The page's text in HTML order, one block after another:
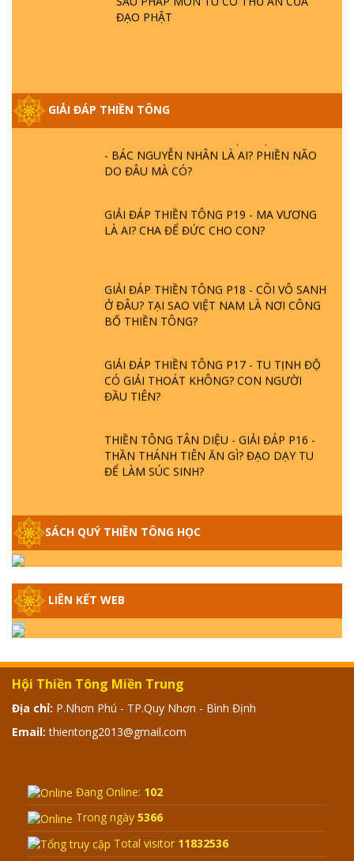
ĐẠO PHẬT
GIẢI ĐÁP THIỀN TÔNG
HOA SEN ? | TTTD
- BÁC NGUYỄN NHÂN LÀ AI? PHIỀN NÃO
DO ĐÂU MÀ CÓ?
GIẢI ĐÁP THIỀN TÔNG P19 - MA VƯƠNG
LÀ AI? CHA ĐỂ ĐỨC CHO CON?
GIẢI ĐÁP THIỀN TÔNG P18 - CÕI VÔ SANH
Ở ĐÂU? TẠI SAO VIỆT NAM LÀ NƠI CÔNG
BỐ THIỀN TÔNG?
GIẢI ĐÁP THIỀN TÔNG P17 - TU TỊNH ĐỘ
CÓ GIẢI THOÁT KHÔNG? CON NGƯỜI
ĐẦU TIÊN?
THIỀN TÔNG TÂN DIỆU - GIẢI ĐÁP P16 -
THẦN THÁNH TIÊN ĂN GÌ? ĐẠO DẠY TU
ĐỂ LÀM SÚC SINH?
LOÀI CÔ HỒN - GIÁO LÝ ĐẠO PHẬT KHI
NÀO XUẤT BẢN
GIẢI ĐÁP THIỀN TÔNG ĐẶC BIỆT - P14 -
NGUỒN GỐC ÂM LỊCH DƯƠNG LỊCH -
TẦNG BÌNH LƯU LỚN ĐẾN ĐÂU
GIẢI ĐÁP THIỀN TÔNG ĐẶC BIỆT - P13 -
CON NGƯỜI TU THÀNH PHẬT ĐƯỢC
KHÔNG? XÁ LỢI PHẬT THẬT - GIẢ | TTTD
GIẢI ĐÁP THIỀN TÔNG ĐẶC BIỆT - P12 -
GIẢI ĐÁP ĐẶC BIỆT 2024 - P11
SÁCH QUÝ THIỀN TÔNG HỌC
LIÊN KẾT WEB
Hội Thiền Tông Miền Trung
Địa chỉ: P.Nhơn Phú - TP.Quy Nhơn - Bình Định
Email: thientong2013@gmail.com
Đang Online: 102
Trong ngày 5366
Total visitor 11832536